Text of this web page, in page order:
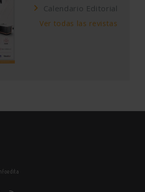
Calendario Editorial
Ver todas las revistas